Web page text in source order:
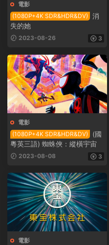
電影
(1080P+4K SDR&HDR&DV)
消
失的她
2023-08-26 3
電影
(1080P+4K SDR&HDR&DV)
(國
粵英三語) 蜘蛛俠：縱橫宇宙
2023-08-08 3
電影